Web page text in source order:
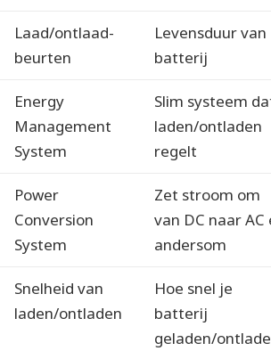
Laad/ontlaad-
beurten
Levensduur van
batterij
Energy
Management
System
Slim systeem
laden/ontladen
regelt
Power
Conversion
System
Zet stroom om
van DC naar AC
andersom
Snelheid van
laden/ontladen
Hoe snel je
batterij
geladen/